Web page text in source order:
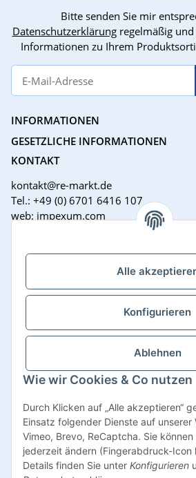
Alle
Konfigurieren
Ablehnen
Wie wir Cookies & Co nutzen
Durch Klicken auf „Alle akzeptieren“
Einsatz folgender Dienste auf unserer
Vimeo, Brevo, ReCaptcha. Sie
jederzeit ändern (Fingerabdruck-Icon
Details finden Sie unter Konfigurieren
Bitte senden Sie mir
Datenschutzerklärungregelmäßig
Informationen zu Ihrem
INFORMATIONEN
GESETZLICHE INFORMATIONEN
KONTAKT
kontakt@re-markt.de
Tel.: +49 (0) 6701 6416 107
web: impexum.com
Mo-Fr: 08:00 - 17:00 Uhr